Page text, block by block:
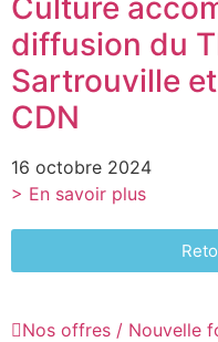
diffusion du
Sartrouville
CDN
16 octobre 2024
> En savoir plus
Nos offres / Nouvelle